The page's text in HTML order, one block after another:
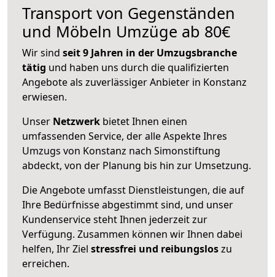
Transport von Gegenständen
und Möbeln Umzüge ab 80€
Wir sind seit 9 Jahren in der Umzugsbranche
tätig und haben uns durch die qualifizierten
Angebote als zuverlässiger Anbieter in Konstanz
erwiesen.
Unser Netzwerk bietet Ihnen einen
umfassenden Service, der alle Aspekte Ihres
Umzugs von Konstanz nach Simonstiftung
abdeckt, von der Planung bis hin zur Umsetzung.
Die Angebote umfasst Dienstleistungen, die auf
Ihre Bedürfnisse abgestimmt sind, und unser
Kundenservice steht Ihnen jederzeit zur
Verfügung. Zusammen können wir Ihnen dabei
helfen, Ihr Ziel stressfrei und reibungsloszu
erreichen.